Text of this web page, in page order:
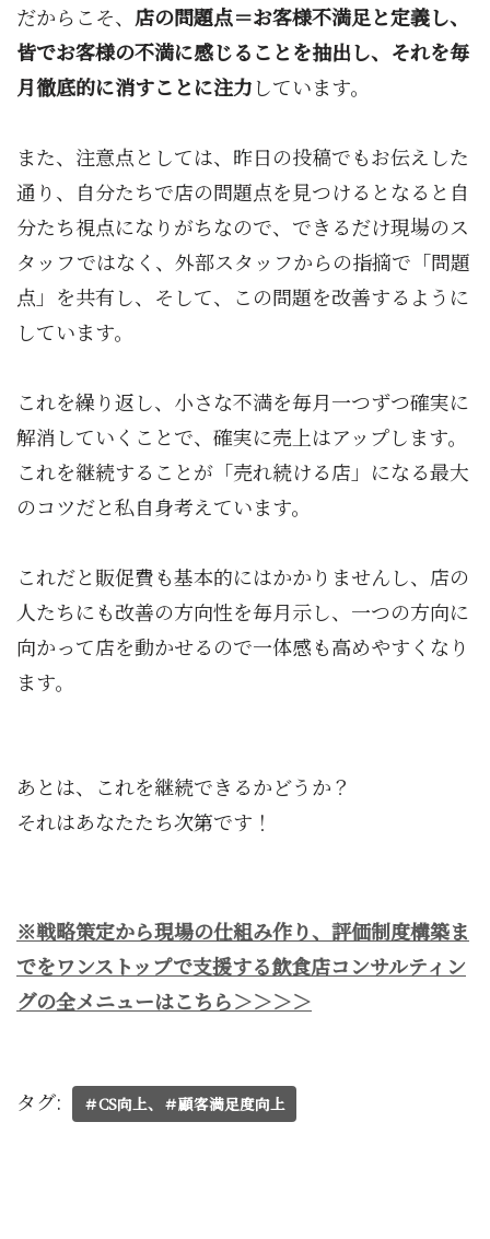
だからこそ、 店の問題点＝お客様不満足と定義し、
皆でお客様の不満に感じることを抽出し、それを毎
月徹底的に消すことに注力しています。
また、注意点としては、昨日の投稿でもお伝えした
通り、自分たちで店の問題点を見つけるとなると自
分たち視点になりがちなので、できるだけ現場のス
タッフではなく、外部スタッフからの指摘で「問題
点」を共有し、そして、この問題を改善するように
しています。
これを繰り返し、小さな不満を毎月一つずつ確実に
解消していくことで、確実に売上はアップします。
これを継続することが「売れ続ける店」になる最大
のコツだと私自身考えています。
これだと販促費も基本的にはかかりませんし、店の
人たちにも改善の方向性を毎月示し、一つの方向に
向かって店を動かせるので一体感も高めやすくなり
ます。
あとは、これを継続できるかどうか？
それはあなたたち次第です！
※戦略策定から現場の仕組み作り、評価制度構築ま
でをワンストップで支援する飲食店コンサルティン
グの全メニューはこちら＞＞＞＞
タグ: ＃CS向上、＃顧客満足度向上